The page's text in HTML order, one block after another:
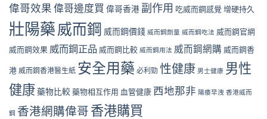
偉哥效果偉哥邊度買 偉哥香港 副作用 吃威而鋼感覺 增硬持久
壯陽藥 威而鋼 威而鋼價錢 威而鋼劑量 威而鋼吃法 威而鋼官網
威而鋼效果 威而鋼正品 威而鋼比較 威而鋼用法 威而鋼網購 威而鋼香
港 威而鋼香港醫生紙 安全用藥 必利勁 性健康 男士健康 男性
健康藥物比較藥物相互作用 血管健康 西地那非 陽痿早洩 香港威而
鋼 香港網購偉哥 香港購買